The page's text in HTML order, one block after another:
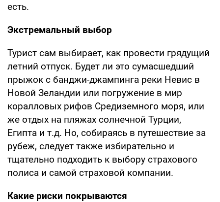
есть.
Экстремальный выбор
Турист сам выбирает, как провести грядущий
летний отпуск. Будет ли это сумасшедший
прыжок с банджи-джампинга реки Невис в
Новой Зеландии или погружение в мир
коралловых рифов Средиземного моря, или
же отдых на пляжах солнечной Турции,
Египта и т.д. Но, собираясь в путешествие за
рубеж, следует также избирательно и
тщательно подходить к выбору страхового
полиса и самой страховой компании.
Какие риски покрываются